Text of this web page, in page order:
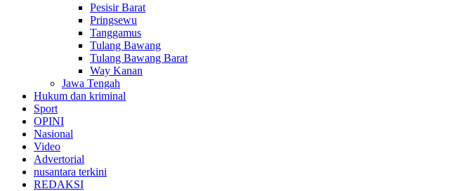
Pesisir Barat
Pringsewu
Tanggamus
Tulang Bawang
Tulang Bawang Barat
Way Kanan
Jawa Tengah
Hukum dan kriminal
Sport
OPINI
Nasional
Video
Advertorial
nusantara terkini
REDAKSI